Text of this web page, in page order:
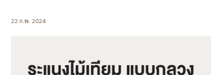
22 ก.พ. 2024